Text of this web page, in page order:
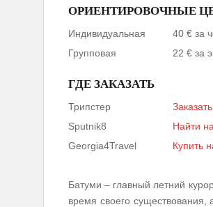
ОРИЕНТИРОВОЧНЫЕ
Индивидуальная
40 € за
Групповая
22 € за
ГДЕ ЗАКАЗАТЬ
Трипстер
Sputnik8
Найти
Georgia4Travel
Купить
Батуми – главный летний
время своего существования,